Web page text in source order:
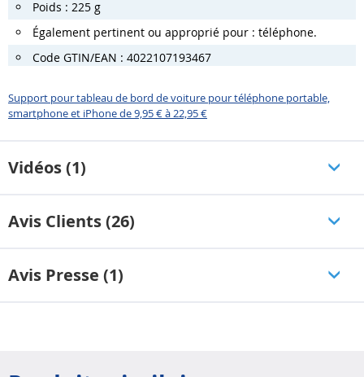
Poids : 225 g
Également pertinent ou approprié pour : téléphone.
Code GTIN/EAN : 4022107193467
Support pour tableau de bord de voiture pour téléphone portable,
smartphone et iPhone de 9,95 € à 22,95 €
Vidéos (1)
Avis Clients (26)
Avis Presse (1)